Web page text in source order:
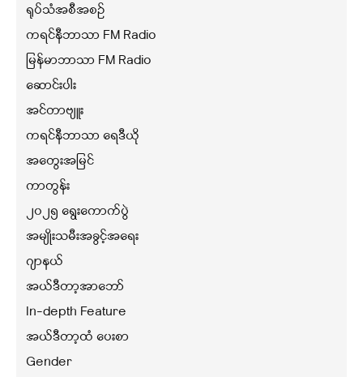
ရုပ်သံအစီအစဉ်
ကရင်နီဘာသာ FM Radio
မြန်မာဘာသာ FM Radio
ဆောင်းပါး
အင်တာဗျူး
ကရင်နီဘာသာ ရေဒီယို
အတွေးအမြင်
ကာတွန်း
၂၀၂၅ ရွေးကောက်ပွဲ
အမျိုးသမီးအခွင့်အရေး
ဂျာနယ်
အယ်ဒီတာ့အာဘော်
In-depth Feature
အယ်ဒီတာ့ထံ ပေးစာ
Gender